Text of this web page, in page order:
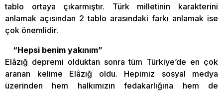
tablo ortaya çıkarmıştır. Türk milletinin karakterini
anlamak açısından 2 tablo arasındaki farkı anlamak ise
çok önemlidir.
“Hepsi benim yakınım”
Elâzığ depremi olduktan sonra tüm Türkiye’de en çok
aranan kelime Elâzığ oldu. Hepimiz sosyal medya
üzerinden hem halkımızın fedakarlığına hem de